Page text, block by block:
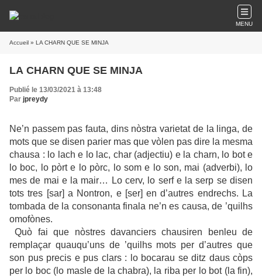
MENU
Accueil » LA CHARN QUE SE MINJA
LA CHARN QUE SE MINJA
Publié le 13/03/2021 à 13:48
Par jpreydy
Ne’n passem pas fauta, dins nòstra varietat de la linga, de
mots que se disen parier mas que vòlen pas dire la mesma
chausa : lo lach e lo lac, char (adjectiu) e la charn, lo bot e
lo boc, lo pòrt e lo pòrc, lo som e lo son, mai (adverbi), lo
mes de mai e la mair… Lo cerv, lo serf e la serp se disen
tots tres [sar] a Nontron, e [ser] en d’autres endrechs. La
tombada de la consonanta finala ne’n es causa, de ’quilhs
omofònes.
Quò fai que nòstres davanciers chausiren benleu de
remplaçar quauqu’uns de ’quilhs mots per d’autres que
son pus precis e pus clars : lo bocarau se ditz daus còps
per lo boc (lo masle de la chabra), la riba per lo bot (la fin),